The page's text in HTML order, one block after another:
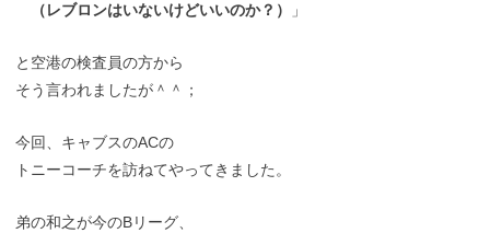
（レブロンはいないけどいいのか？）
」
と空港の検査員の方から
そう言われましたが＾＾；
今回、キャブスのACの
トニーコーチを訪ねてやってきました。
弟の和之が今のBリーグ、